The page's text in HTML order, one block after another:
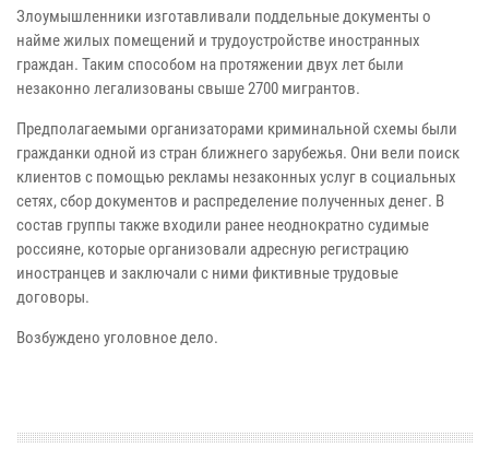
Злоумышленники изготавливали поддельные документы о
найме жилых помещений и трудоустройстве иностранных
граждан. Таким способом на протяжении двух лет были
незаконно легализованы свыше 2700 мигрантов.
Предполагаемыми организаторами криминальной схемы были
гражданки одной из стран ближнего зарубежья. Они вели поиск
клиентов с помощью рекламы незаконных услуг в социальных
сетях, сбор документов и распределение полученных денег. В
состав группы также входили ранее неоднократно судимые
россияне, которые организовали адресную регистрацию
иностранцев и заключали с ними фиктивные трудовые
договоры.
Возбуждено уголовное дело.